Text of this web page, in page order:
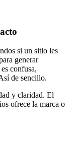
si un sitio les
generar
confusa,
de sencillo.
y claridad. El
ofrece la marca o